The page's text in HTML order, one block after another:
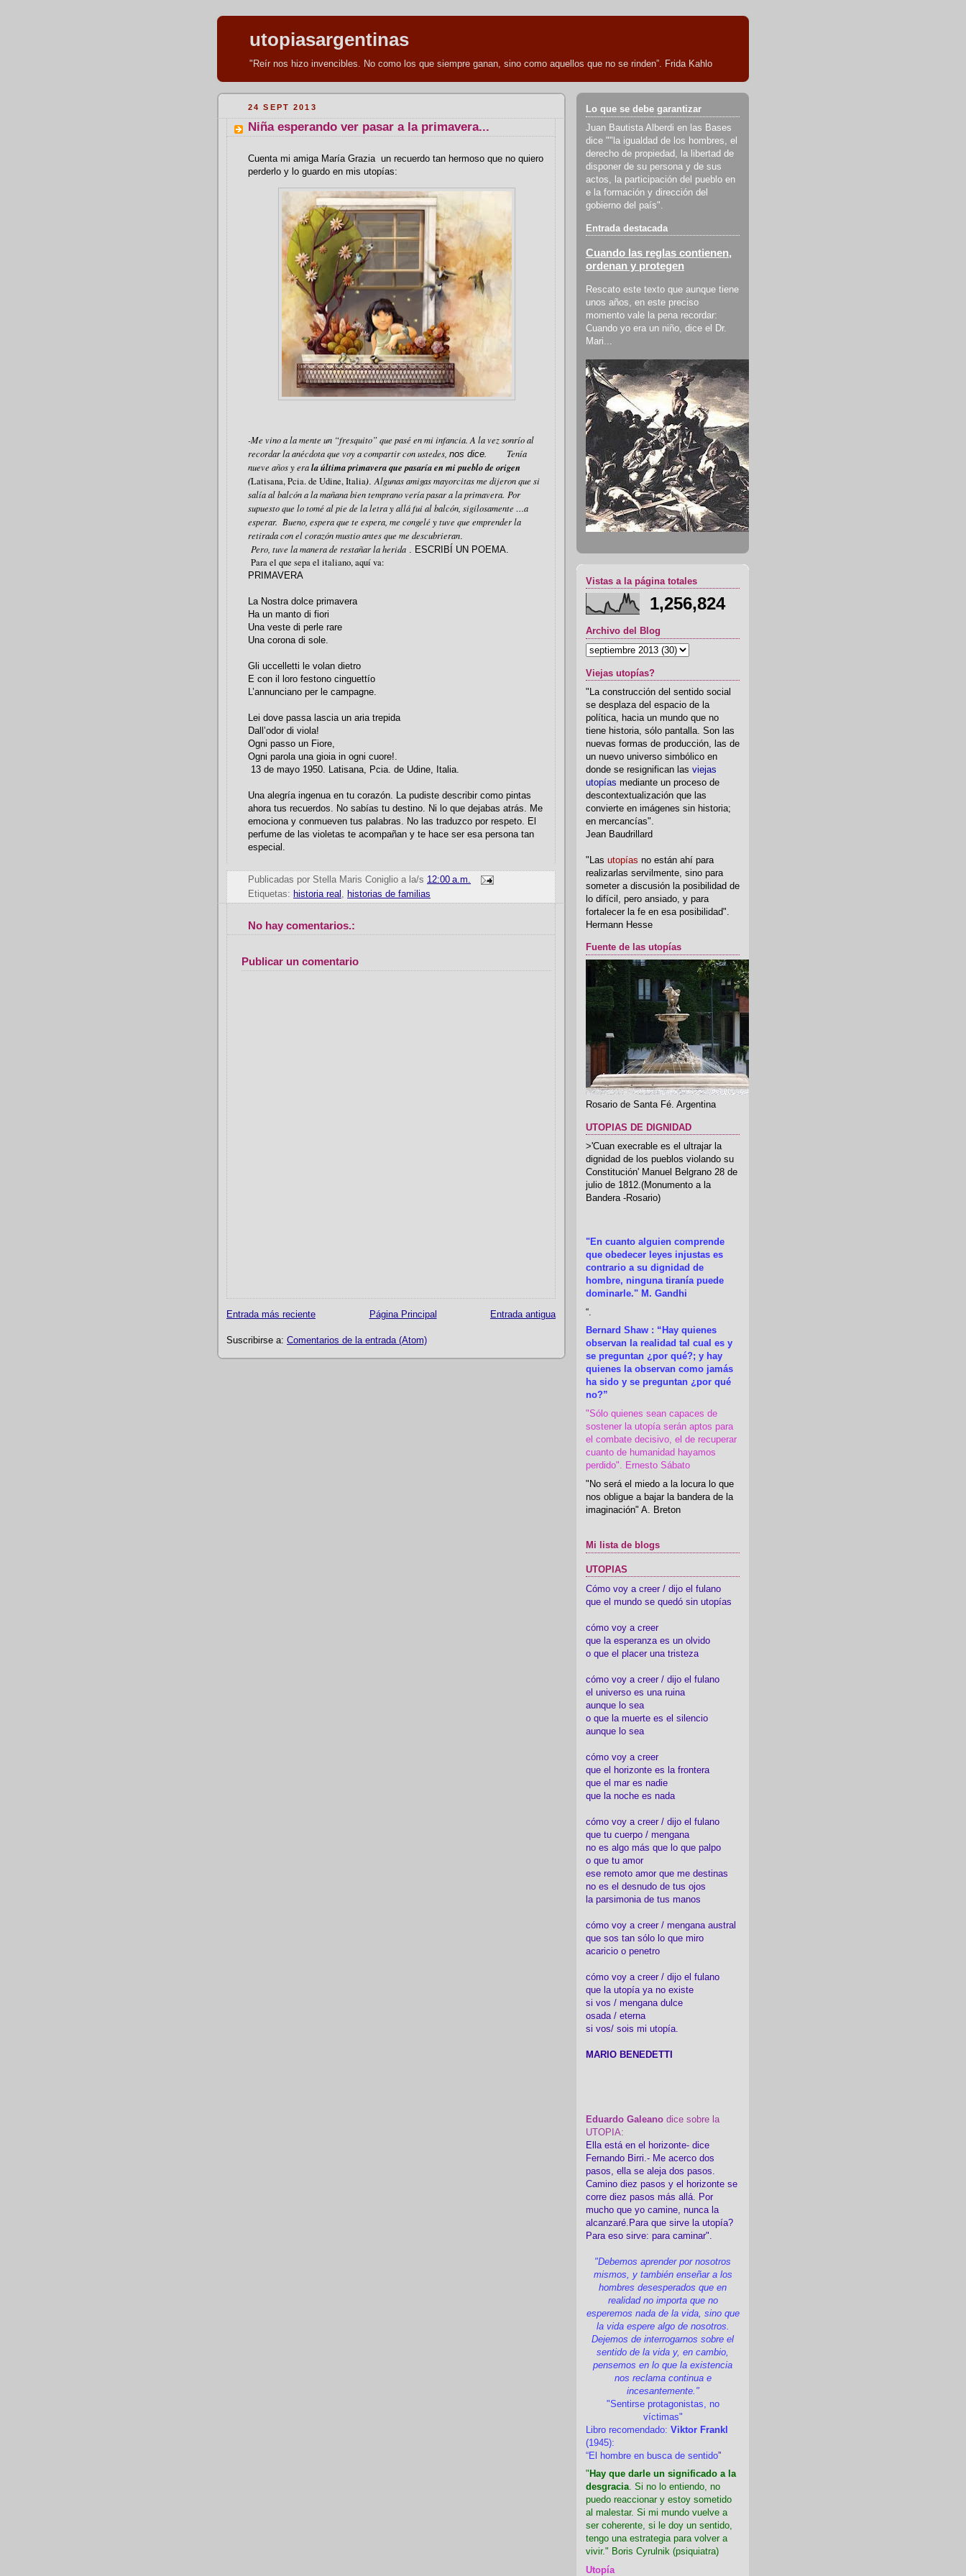
utopiasargentinas
"Reír nos hizo invencibles. No como los que siempre ganan, sino como aquellos que no se rinden”. Frida Kahlo
24 SEPT 2013
Niña esperando ver pasar a la primavera...
Cuenta mi amiga María Grazia un recuerdo tan hermoso que no quiero
perderlo y lo guardo en mis utopías:
-Me vino a la mente un “fresquito” que pasé en mi infancia. A la vez sonrío al
recordar la anécdota que voy a compartir con ustedes, nos dice.
Tenía
nueve años y erala última primavera que pasaría en mi pueblo de origen
(Latisana, Pcia. de Udine, Italia).Algunas amigas mayorcitas me dijeron que si
salía al balcón a la mañana bien temprano vería pasar a la primavera. Por
supuesto que lo tomé al pie de la letra y allá fui al balcón, sigilosamente …a
esperar. Bueno, espera que te espera, me congelé y tuve que emprender la
retirada con el corazón mustio antes que me descubrieran.
Pero, tuve la manera de restañar la herida . ESCRIBÍ UN POEMA.
Para el que sepa el italiano, aquí va:
PRIMAVERA
La Nostra dolce primavera
Ha un manto di fiori
Una veste di perle rare
Una corona di sole.
Gli uccelletti le volan dietro
E con il loro festono cinguettío
L’annunciano per le campagne.
Lei dove passa lascia un aria trepida
Dall’odor di viola!
Ogni passo un Fiore,
Ogni parola una gioia in ogni cuore!.
13 de mayo 1950. Latisana, Pcia. de Udine, Italia.
Una alegría ingenua en tu corazón. La pudiste describir como pintas
ahora tus recuerdos. No sabías tu destino. Ni lo que dejabas atrás. Me
emociona y conmueven tus palabras. No las traduzco por respeto. El
perfume de las violetas te acompañan y te hace ser esa persona tan
especial.
Publicadas por Stella Maris Coniglio a la/s 12:00 a.m.
Etiquetas: historia real , historias de familias
No hay comentarios.:
Publicar un comentario
Entrada más reciente Entrada antigua
Página Principal
Suscribirse a: Comentarios de la entrada (Atom)
Lo que se debe garantizar
Juan Bautista Alberdi en las Bases
dice ""la igualdad de los hombres, el
derecho de propiedad, la libertad de
disponer de su persona y de sus
actos, la participación del pueblo en
e la formación y dirección del
gobierno del país".
Entrada destacada
Cuando las reglas contienen,
ordenan y protegen
Rescato este texto que aunque tiene
unos años, en este preciso
momento vale la pena recordar:
Cuando yo era un niño, dice el Dr.
Mari...
Vistas a la página totales
1,256,824
Archivo del Blog
Viejas utopías?
"La construcción del sentido social
se desplaza del espacio de la
política, hacia un mundo que no
tiene historia, sólo pantalla. Son las
nuevas formas de producción, las de
un nuevo universo simbólico en
donde se resignifican las viejas
utopías mediante un proceso de
descontextualización que las
convierte en imágenes sin historia;
en mercancías".
Jean Baudrillard
"Las utopías no están ahí para
realizarlas servilmente, sino para
someter a discusión la posibilidad de
lo difícil, pero ansiado, y para
fortalecer la fe en esa posibilidad".
Hermann Hesse
Fuente de las utopías
Rosario de Santa Fé. Argentina
UTOPIAS DE DIGNIDAD
>'Cuan execrable es el ultrajar la
dignidad de los pueblos violando su
Constitución' Manuel Belgrano 28 de
julio de 1812.(Monumento a la
Bandera -Rosario)
"En cuanto alguien comprende
que obedecer leyes injustas es
contrario a su dignidad de
hombre, ninguna tiranía puede
dominarle." M. Gandhi
“.
Bernard Shaw : “Hay quienes
observan la realidad tal cual es y
se preguntan ¿por qué?; y hay
quienes la observan como jamás
ha sido y se preguntan ¿por qué
no?”
"Sólo quienes sean capaces de
sostener la utopía serán aptos para
el combate decisivo, el de recuperar
cuanto de humanidad hayamos
perdido". Ernesto Sábato
"No será el miedo a la locura lo que
nos obligue a bajar la bandera de la
imaginación" A. Breton
Mi lista de blogs
UTOPIAS
Cómo voy a creer / dijo el fulano
que el mundo se quedó sin utopías
cómo voy a creer
que la esperanza es un olvido
o que el placer una tristeza
cómo voy a creer / dijo el fulano
el universo es una ruina
aunque lo sea
o que la muerte es el silencio
aunque lo sea
cómo voy a creer
que el horizonte es la frontera
que el mar es nadie
que la noche es nada
cómo voy a creer / dijo el fulano
que tu cuerpo / mengana
no es algo más que lo que palpo
o que tu amor
ese remoto amor que me destinas
no es el desnudo de tus ojos
la parsimonia de tus manos
cómo voy a creer / mengana austral
que sos tan sólo lo que miro
acaricio o penetro
cómo voy a creer / dijo el fulano
que la utopía ya no existe
si vos / mengana dulce
osada / eterna
si vos/ sois mi utopía.
MARIO BENEDETTI
Eduardo Galeano dice sobre la
UTOPIA:
Ella está en el horizonte- dice
Fernando Birri.- Me acerco dos
pasos, ella se aleja dos pasos.
Camino diez pasos y el horizonte se
corre diez pasos más allá. Por
mucho que yo camine, nunca la
alcanzaré.Para que sirve la utopía?
Para eso sirve: para caminar".
"Debemos aprender por nosotros
mismos, y también enseñar a los
hombres desesperados que en
realidad no importa que no
esperemos nada de la vida, sino que
la vida espere algo de nosotros.
Dejemos de interrogarnos sobre el
sentido de la vida y, en cambio,
pensemos en lo que la existencia
nos reclama continua e
incesantemente."
"Sentirse protagonistas, no
víctimas"
Libro recomendado: Viktor Frankl
(1945):
“El hombre en busca de sentido”
" Hay que darle un significado a la
desgracia. Si no lo entiendo, no
puedo reaccionar y estoy sometido
al malestar. Si mi mundo vuelve a
ser coherente, si le doy un sentido,
tengo una estrategia para volver a
vivir." Boris Cyrulnik (psiquiatra)
Utopía